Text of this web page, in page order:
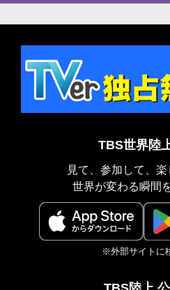
TBS世界陸
見て、参加して、
世界が変わる瞬間
※外部サイトに